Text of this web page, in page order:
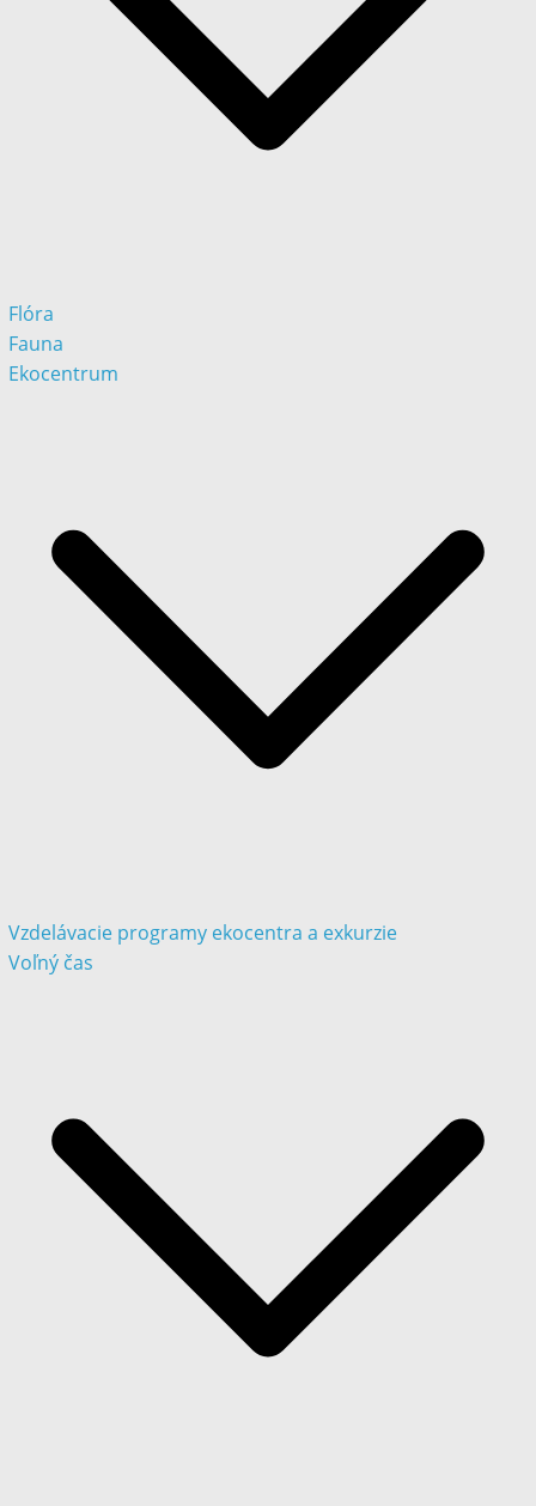
Flóra
Fauna
Ekocentrum
Vzdelávacie programy ekocentra a exkurzie
Voľný čas